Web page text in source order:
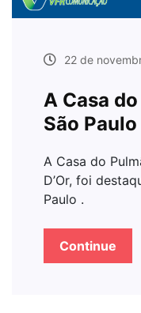
22 de
A Casa
São Paulo
A Casa do
D’Or, foi
Paulo .
Continue